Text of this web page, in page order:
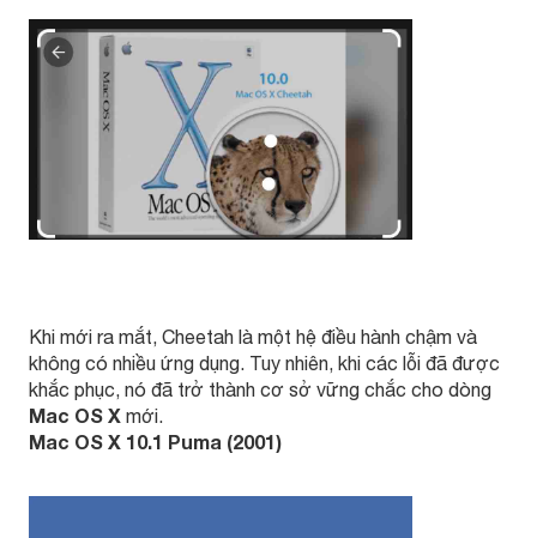
Khi mới ra mắt, Cheetah là một hệ điều hành chậm và
không có nhiều ứng dụng. Tuy nhiên, khi các lỗi đã được
khắc phục, nó đã trở thành cơ sở vững chắc cho dòng
Mac OS X mới.
Mac OS X 10.1 Puma (2001)